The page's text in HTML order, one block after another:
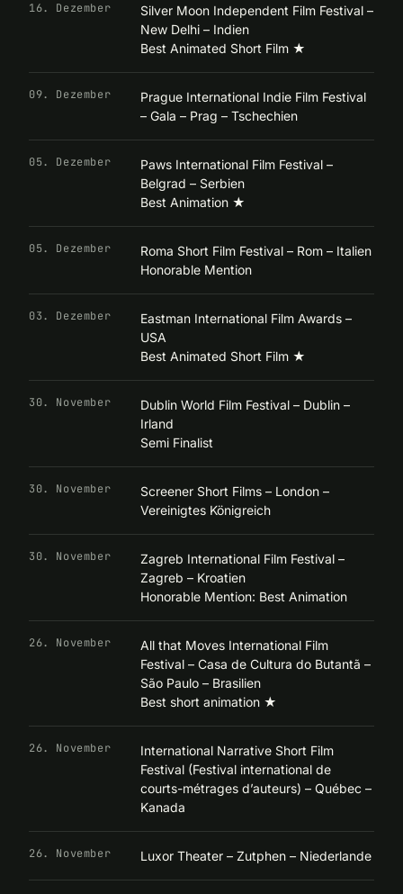
16. Dezember
Silver Moon Independent Film Festival –
New Delhi – Indien
Best Animated Short Film ★
09. Dezember
Prague International Indie Film Festival
– Gala – Prag – Tschechien
05. Dezember
Paws International Film Festival –
Belgrad – Serbien
Best Animation ★
05. Dezember
Roma Short Film Festival – Rom – Italien
Honorable Mention
03. Dezember
Eastman International Film Awards –
USA
Best Animated Short Film ★
30. November
Dublin World Film Festival – Dublin –
Irland
Semi Finalist
30. November
Screener Short Films – London –
Vereinigtes Königreich
30. November
Zagreb International Film Festival –
Zagreb – Kroatien
Honorable Mention: Best Animation
26. November
All that Moves International Film
Festival – Casa de Cultura do Butantã –
São Paulo – Brasilien
Best short animation ★
26. November
International Narrative Short Film
Festival (Festival international de
courts-métrages d’auteurs) – Québec –
Kanada
26. November Luxor Theater – Zutphen – Niederlande